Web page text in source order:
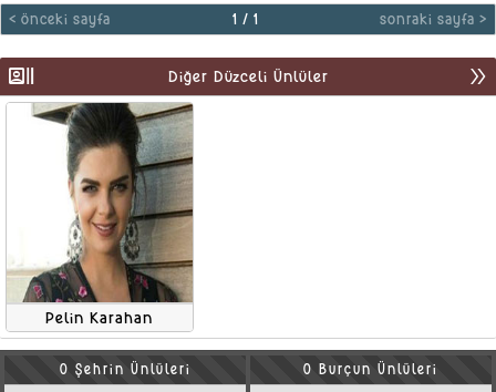
< önceki sayfa 1 / 1 sonraki sayfa >
recent_actors Diğer Düzceli Ünlüler double_arrow
Pelin Karahan
O Şehrin Ünlüleri O Burçun Ünlüleri